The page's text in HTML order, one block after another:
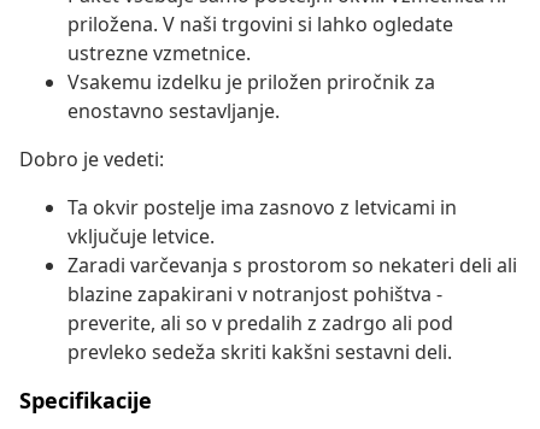
priložena. V naši trgovini si lahko ogledate
ustrezne vzmetnice.
Vsakemu izdelku je priložen priročnik za
enostavno sestavljanje.
Dobro je vedeti:
Ta okvir postelje ima zasnovo z letvicami in
vključuje letvice.
Zaradi varčevanja s prostorom so nekateri deli ali
blazine zapakirani v notranjost pohištva -
preverite, ali so v predalih z zadrgo ali pod
prevleko sedeža skriti kakšni sestavni deli.
Specifikacije